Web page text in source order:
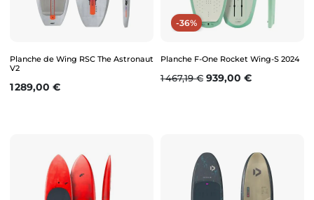
Planche de Wing RSC The Astronaut
V2
Prix
1 289,00 €
-36%
Planche F-One Rocket Wing-S 2024
Prix de base
1 467,19 € Prix
939,00 €